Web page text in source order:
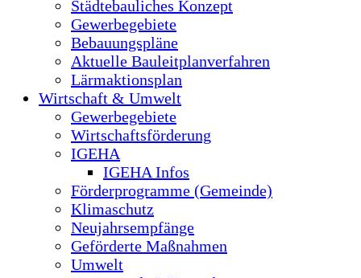
Städtebauliches Konzept
Gewerbegebiete
Bebauungspläne
Aktuelle Bauleitplanverfahren
Lärmaktionsplan
Wirtschaft & Umwelt
Gewerbegebiete
Wirtschaftsförderung
IGEHA
IGEHA Infos
Förderprogramme (Gemeinde)
Klimaschutz
Neujahrsempfänge
Geförderte Maßnahmen
Umwelt